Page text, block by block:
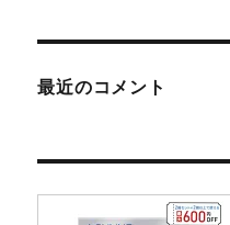
最近のコメント